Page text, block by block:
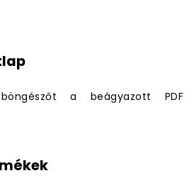
a beágyazott PDF